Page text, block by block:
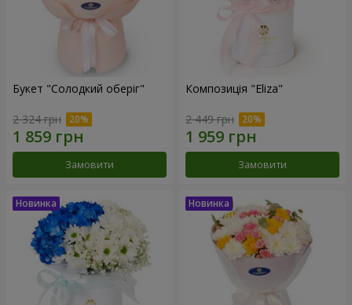
Букет "Солодкий оберіг"
2 324 грн
Замовити
Композиція "Eliza"
2 449 грн
Замовити